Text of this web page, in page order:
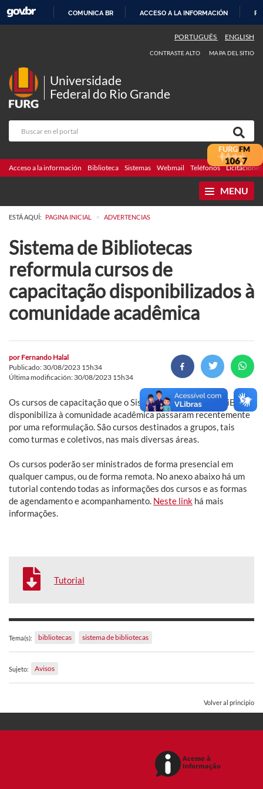
CONTENIDO
COMUNICA BR ACCESO A LA INFORMACIÓN
PORTUGUÊS ENGLISH
CONTRASTE ALTO MAPA DEL SITIO
Universidade
Federal do Rio Grande
Acceso a la información Biblioteca Sistemas Webmail Teléfonos Licitaciones
MENU
ESTÁ AQUÍ: PAGINA INICIAL > ADVERTENCIAS
Sistema de Bibliotecas
reformula cursos de
capacitação disponibilizados à
comunidade acadêmica
por Fernando Halal
Publicado: 30/08/2023 15h34
Última modificación: 30/08/2023 15h34
Os cursos de capacitação que o Sistema de Bibliotecas (SiB)
disponibiliza à comunidade acadêmica passaram recentemente
por uma reformulação. São cursos destinados a grupos, tais
como turmas e coletivos, nas mais diversas áreas.
Os cursos poderão ser ministrados de forma presencial em
qualquer campus, ou de forma remota. No anexo abaixo há um
tutorial contendo todas as informações dos cursos e as formas
de agendamento e acompanhamento. Neste link há mais
informações.
Tutorial
Tema(s): bibliotecas sistema de bibliotecas
Sujeto: Avisos
Volver al principio